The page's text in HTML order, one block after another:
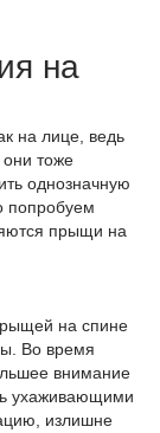
на
на лице, ведь
тоже
однозначную
попробуем
прыщи на
на спине
Во время
внимание
ухаживающими
излишне